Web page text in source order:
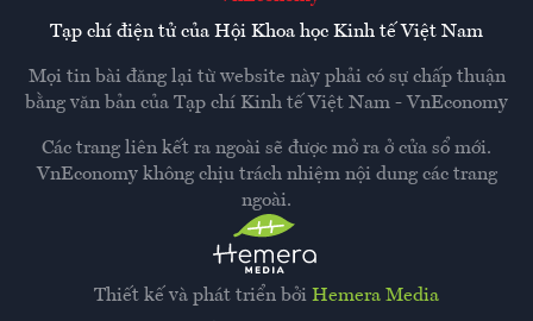
Thiết kế và phát triển bởi Hemera Media
Tạp chí điện tử của Hội Khoa học Kinh tế Việt Nam
Mọi tin bài đăng lại từ website này phải có sự chấp thuận
bằng văn bản của Tạp chí Kinh tế Việt Nam - VnEconomy
Các trang liên kết ra ngoài sẽ được mở ra ở cửa sổ mới.
VnEconomy không chịu trách nhiệm nội dung các trang
ngoài.